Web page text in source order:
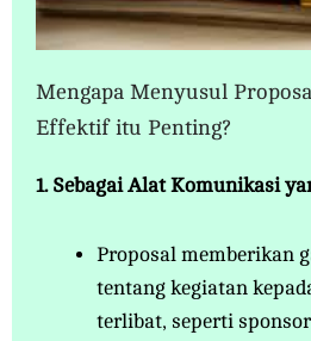
Mengapa Menyusul
Effektif itu Penting?
1. Sebagai Alat Komunikasi
Proposal memberikan
tentang kegiatan
terlibat, seperti